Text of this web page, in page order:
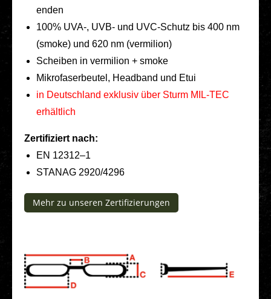
en­den
100% UVA‑, UVB- und UVC-Schutz bis 400 nm
(smoke) und 620 nm (ver­mi­li­on)
Schei­ben in ver­mi­li­on + smoke
Mikro­fa­ser­beu­tel, Head­band und Etui
in Deutsch­land exklu­siv über Sturm MIL-TEC
erhält­lich
Zer­ti­fi­ziert nach:
EN 12312–1
STANAG 2920/4296
Mehr zu unseren Zer­ti­fi­zie­run­gen